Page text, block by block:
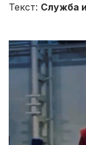
Текст: Служба